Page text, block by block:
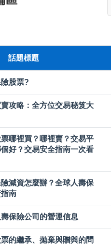
話題標題
股票?
攻略：全方位交易秘笈大
哪裡買？哪裡賣？交易平
好？交易安全指南一次看
減資怎麼辦？全球人壽保
南
保險公司的營運信息
的繼承、拋棄與贈與的問